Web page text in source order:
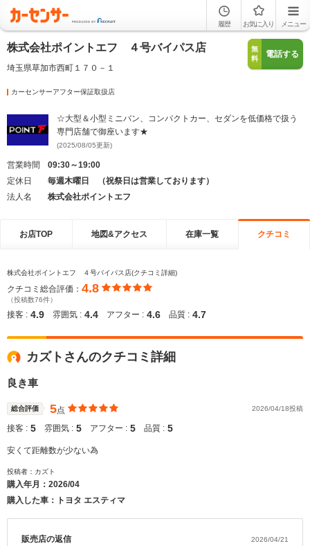
履歴 お気に入り メニュー
株式会社ポイントエフ ４号バイパス店
埼玉県草加市西町１７０－１
無
料
電話する
カーセンサーアフター保証取扱店
☆大型＆小型ミニバン、コンパクトカー、セダンを低価格で扱う
専門店舗で御座います★
(2025/08/05更新)
営業時間
09:30～19:00
定休日
毎週木曜日 （祝祭日は営業しております）
法人名
株式会社ポイントエフ
お店TOP 地図&アクセス 在庫一覧 クチコミ
株式会社ポイントエフ ４号バイパス店(クチコミ詳細)
クチコミ総合評価： 4.8
（投稿数76件）
接客 : 4.9 雰囲気 : 4.4 アフター : 4.6 品質 : 4.7
カズトさんのクチコミ詳細
良き車
総合評価 5点 2026/04/18投稿
接客 : 5 雰囲気 : 5 アフター : 5 品質 : 5
安くて距離数が少ない為
投稿者：カズト
購入年月： 2026/04
購入した車：トヨタ エスティマ
販売店の返信 2026/04/21